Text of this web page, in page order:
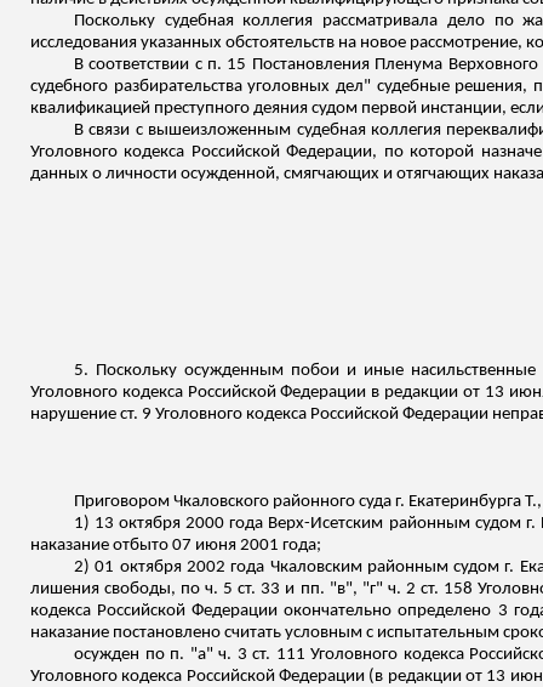
Поскольку судебная коллегия рассматривала дело
исследования указанных обстоятельств на новое
В соответствии с п. 15 Постановления Пленума
судебного разбирательства уголовных дел" судебные
квалификацией преступного деяния судом первой инстанции,
В связи с вышеизложенным судебная коллегия
Уголовного кодекса Российской Федерации, по которой
данных о личности осужденной, смягчающих и отягчающих
5. Поскольку осужденным побои и иные
Уголовного кодекса Российской Федерации в редакции от 13
нарушение ст. 9 Уголовного кодекса Российской Федерации
Приговором Чкаловского районного суда г. Екатеринбурга
1) 13 октября 2000 года Верх-Исетским районным судом
наказание отбыто 07 июня 2001 года;
2) 01 октября 2002 года Чкаловским районным судом г.
лишения свободы, по ч. 5 ст. 33 и пп. "в", "г" ч. 2 ст. 158
кодекса Российской Федерации окончательно определено 3
наказание постановлено считать условным с испытательным
осужден по п. "а" ч. 3 ст. 111 Уголовного кодекса
Уголовного кодекса Российской Федерации (в редакции от 13